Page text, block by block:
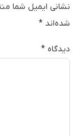
نشانی ایمیل شما
شده‌اند *
دیدگاه *